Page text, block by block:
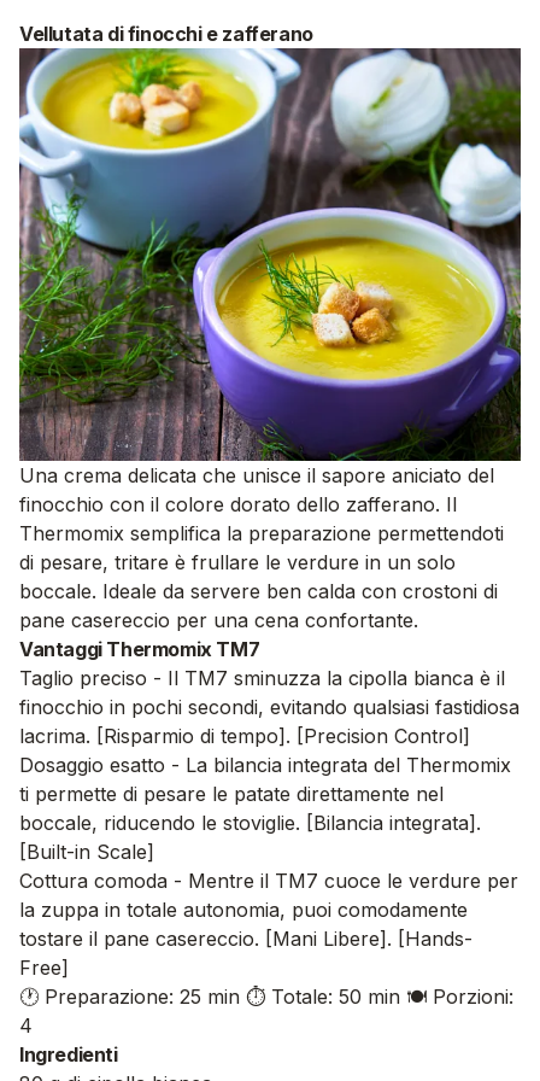
Vellutata di finocchi e zafferano
Una crema delicata che unisce il sapore aniciato del
finocchio con il colore dorato dello zafferano. Il
Thermomix semplifica la preparazione permettendoti
di pesare, tritare è frullare le verdure in un solo
boccale. Ideale da servere ben calda con crostoni di
pane casereccio per una cena confortante.
Vantaggi Thermomix TM7
Taglio preciso - Il TM7 sminuzza la cipolla bianca è il
finocchio in pochi secondi, evitando qualsiasi fastidiosa
lacrima. [Risparmio di tempo]. [Precision Control]
Dosaggio esatto - La bilancia integrata del Thermomix
ti permette di pesare le patate direttamente nel
boccale, riducendo le stoviglie. [Bilancia integrata].
[Built-in Scale]
Cottura comoda - Mentre il TM7 cuoce le verdure per
la zuppa in totale autonomia, puoi comodamente
tostare il pane casereccio. [Mani Libere]. [Hands-
Free]
🕐 Preparazione: 25 min ⏱️ Totale: 50 min 🍽️ Porzioni:
4
Ingredienti